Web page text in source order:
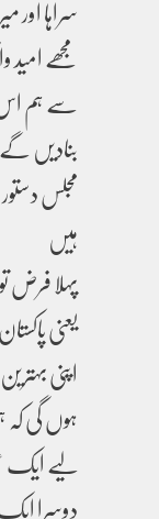
سراہا
مجھے
سے ہم اس
بنادیں
مجلس
ہیں
پہلا فرض
یعنی
اپنی
ہوں گی
لیے ایک